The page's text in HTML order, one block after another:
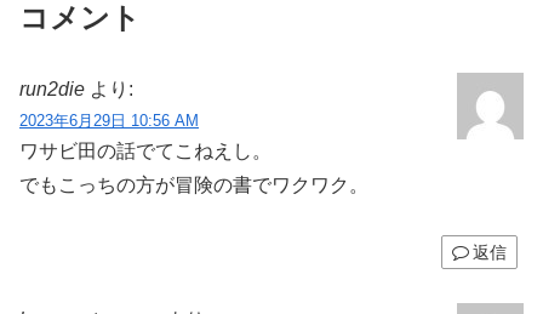
コメント
run2die より:
2023年6月29日 10:56 AM
ワサビ田の話でてこねえし。
でもこっちの方が冒険の書でワクワク。
返信